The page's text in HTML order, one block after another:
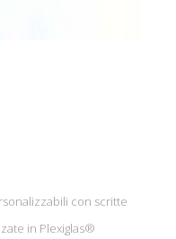
con scritte
in Plexiglas®